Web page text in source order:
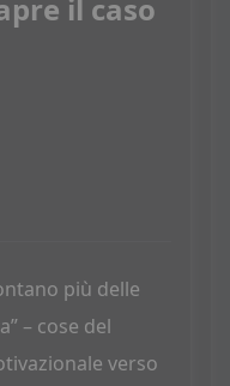
il caso
più delle
– cose del
verso